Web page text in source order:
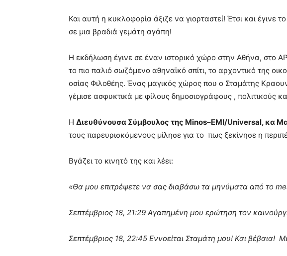
Και αυτή η κυκλοφορία άξιζε να γιορταστεί! Έτσι και έγινε
σε μια βραδιά γεμάτη αγάπη!
Η εκδήλωση έγινε σε έναν ιστορικό χώρο στην Αθήνα,
το πιο παλιό σωζόμενο αθηναϊκό σπίτι, το αρχοντικό της
οσίας Φιλοθέης. Ένας μαγικός χώρος που ο Σταμάτης
γέμισε ασφυκτικά με φίλους δημοσιογράφους , πολιτικούς
H Διευθύνουσα Σύμβουλος της Minos–EMI/Universal, κα
τους παρευρισκόμενους μίλησε για το πως ξεκίνησε η
Βγάζει το κινητό της και λέει:
«Θα μου επιτρέψετε να σας διαβάσω τα μηνύματα από το
Σεπτέμβριος 18, 21:29 Αγαπημένη μου ερώτηση τον
Σεπτέμβριος 18, 22:45 Εννοείται Σταμάτη μου! Και βέβαια!